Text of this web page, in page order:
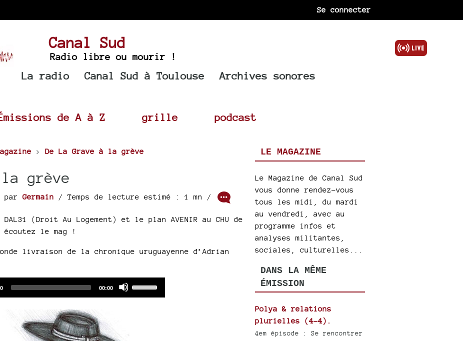
Se connecter
Canal Sud
Radio libre ou mourir !
La radio Canal Sud à Toulouse Archives sonores
de A à Z grille podcast
> De La Grave à la grève
la grève
parGermain / Temps de lecture estimé : 1 mn /
(Droit Au Logement) et le plan AVENIR au CHU de
le mag !
livraison de la chronique uruguayenne d’Adrian
Total
00:00
LE MAGAZINE
Le Magazine de Canal Sud
vous donne rendez-vous
tous les midi, du mardi
au vendredi, avec au
programme infos et
analyses militantes,
sociales, culturelles...
DANS LA MÊME
ÉMISSION
Polya & relations
plurielles (4-4).
4em épisode : Se rencontrer